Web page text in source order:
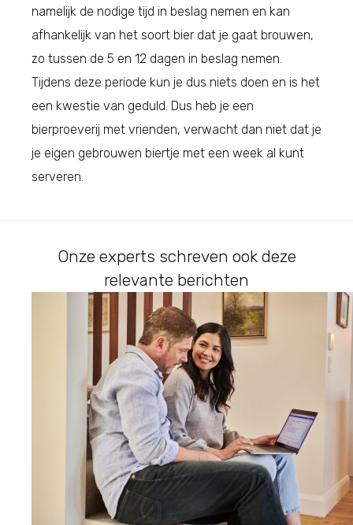
namelijk de nodige tijd in beslag nemen en kan
afhankelijk van het soort bier dat je gaat brouwen,
zo tussen de 5 en 12 dagen in beslag nemen.
Tijdens deze periode kun je dus niets doen en is het
een kwestie van geduld. Dus heb je een
bierproeverij met vrienden, verwacht dan niet dat je
je eigen gebrouwen biertje met een week al kunt
serveren.
Onze experts schreven ook deze
relevante berichten